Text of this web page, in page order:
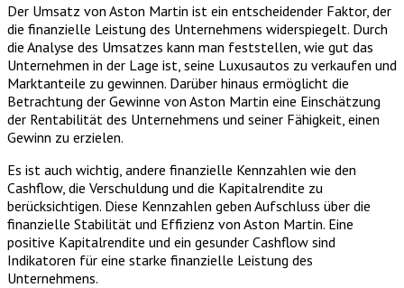
Der Umsatz von Aston Martin ist ein entscheidender Faktor, der
die finanzielle Leistung des Unternehmens widerspiegelt. Durch
die Analyse des Umsatzes kann man feststellen, wie gut das
Unternehmen in der Lage ist, seine Luxusautos zu verkaufen und
Marktanteile zu gewinnen. Darüber hinaus ermöglicht die
Betrachtung der Gewinne von Aston Martin eine Einschätzung
der Rentabilität des Unternehmens und seiner Fähigkeit, einen
Gewinn zu erzielen.
Es ist auch wichtig, andere finanzielle Kennzahlen wie den
Cashflow, die Verschuldung und die Kapitalrendite zu
berücksichtigen. Diese Kennzahlen geben Aufschluss über die
finanzielle Stabilität und Effizienz von Aston Martin. Eine
positive Kapitalrendite und ein gesunder Cashflow sind
Indikatoren für eine starke finanzielle Leistung des
Unternehmens.